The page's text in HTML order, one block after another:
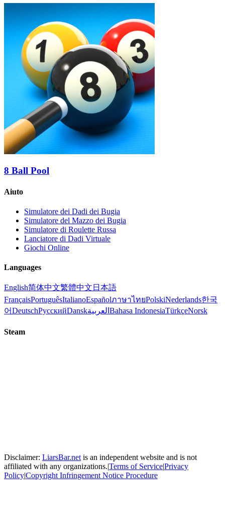
8 Ball Pool
Aiuto
Simulatore dei Dadi dei Bugia
Simulatore del Mazzo dei Bugia
Simulatore di Roulette Russa
Lanciatore di Dadi Virtuale
Giochi Online
Languages
English简体中文繁體中文 日本語
FrançaisPortuguêsItalianoEspañolภาษาไทยPolskiNederlands한국
어DeutschРусскийDanskالعربية Bahasa IndonesiaTürkçeNorsk
Steam
Disclaimer: LiarsBar.net is an independent website and is not
affiliated with any organizations.|Terms of Service|Privacy
Policy|Copyright Infringement Notice Procedure